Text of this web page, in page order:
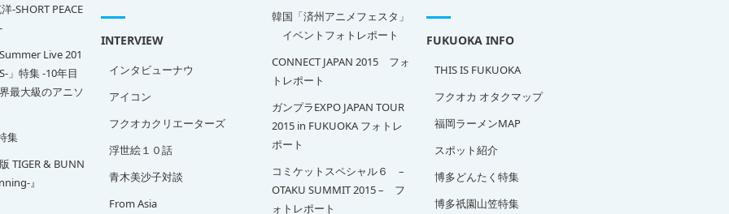
-SHORT PEACE
Live 201
」特集 -10年目
最大級のアニソ
集
TIGER & BUNN
』
韓国「済州アニメフェスタ」
イベントフォトレポート
CONNECT JAPAN 2015 フォ
トレポート
ガンプラEXPO JAPAN TOUR
2015 in FUKUOKA フォトレ
ポート
コミケットスペシャル６ –
OTAKU SUMMIT 2015 – フ
ォトレポート
INTERVIEW
インタビューナウ
アイコン
フクオカクリエーターズ
浮世絵１０話
青木美沙子対談
From Asia
FUKUOKA INFO
THIS IS FUKUOKA
フクオカ オタクマップ
福岡ラーメンMAP
スポット紹介
博多どんたく特集
博多祇園山笠特集